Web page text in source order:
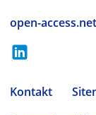
open-
Kontakt